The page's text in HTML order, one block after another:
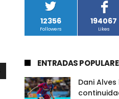
12356
Followers
194067
Likes
ENTRADAS
Dani